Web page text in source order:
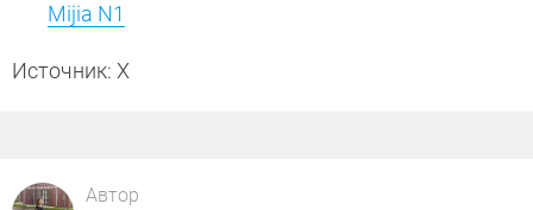
Mijia N1
Источник: X
Автор